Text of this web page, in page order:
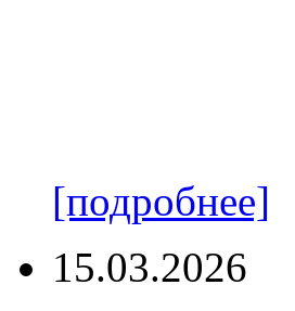
[подробнее]
15.03.2026